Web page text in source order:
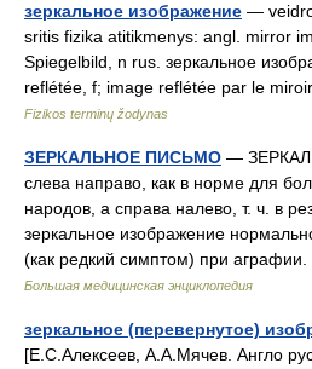
зеркальное изображение —
sritis fizika atitikmenys: angl. mirror
Spiegelbild, n rus. зеркальное
reflétée, f; image reflétée par le
Fizikos terminų žodynas
ЗЕРКАЛЬНОЕ ПИСЬМО —
слева направо, как в норме для
народов, а справа налево, т. ч. в
зеркальное изображение
(как редкий симптом) при
Большая медицинская энциклопедия
зеркальное (перевернутое)
[Е.С.Алексеев, А.А.Мячев. Англо